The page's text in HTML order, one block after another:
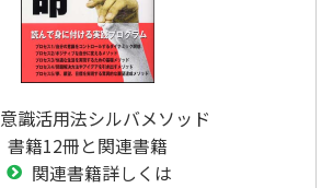
識活用法シルバメソッド
書籍12冊と関連書籍
関連書籍詳しくは